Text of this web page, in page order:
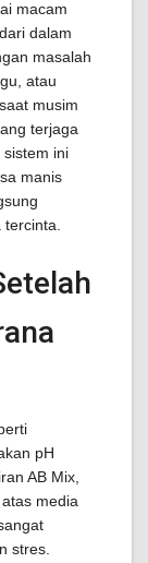
macam
dalam
masalah
atau
musim
terjaga
ini
manis
pH
AB Mix,
media
stres.